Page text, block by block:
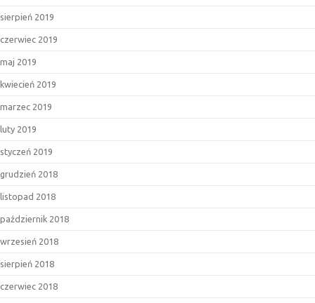
sierpień 2019
czerwiec 2019
maj 2019
kwiecień 2019
marzec 2019
luty 2019
styczeń 2019
grudzień 2018
listopad 2018
październik 2018
wrzesień 2018
sierpień 2018
czerwiec 2018